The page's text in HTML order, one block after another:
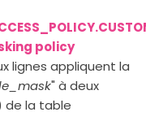
policy
lignes appliquent la
" à deux
de la table